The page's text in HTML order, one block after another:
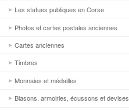
Les statues publiques en Corse
Photos et cartes postales anciennes
Cartes anciennes
Timbres
Monnaies et médailles
Blasons, armoiries, écussons et devises